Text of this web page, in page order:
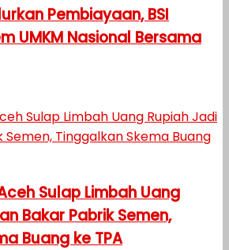
Pembiayaan, BSI
UMKM Nasional Bersama
Sulap Limbah Uang
Bakar Pabrik Semen,
Buang ke TPA